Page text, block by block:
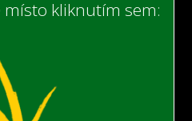
kliknutím sem: